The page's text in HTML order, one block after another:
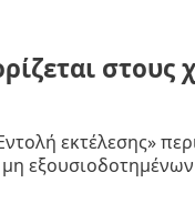
στους
εκτέλεσης»